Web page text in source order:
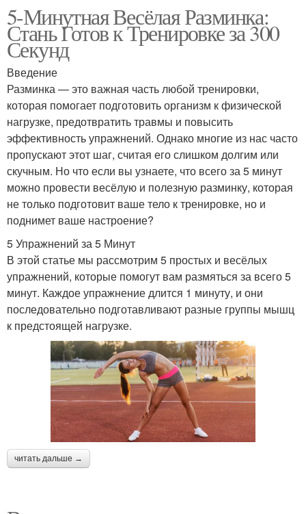
5-Минутная Весёлая Разминка:
Стань Готов к Тренировке за 300
Секунд
Введение
Разминка — это важная часть любой тренировки,
которая помогает подготовить организм к физической
нагрузке, предотвратить травмы и повысить
эффективность упражнений. Однако многие из нас часто
пропускают этот шаг, считая его слишком долгим или
скучным. Но что если вы узнаете, что всего за 5 минут
можно провести весёлую и полезную разминку, которая
не только подготовит ваше тело к тренировке, но и
поднимет ваше настроение?
5 Упражнений за 5 Минут
В этой статье мы рассмотрим 5 простых и весёлых
упражнений, которые помогут вам размяться за всего 5
минут. Каждое упражнение длится 1 минуту, и они
последовательно подготавливают разные группы мышц
к предстоящей нагрузке.
читать дальше →